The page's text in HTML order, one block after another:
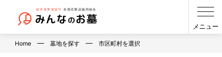
メニュー
Home 墓地を探す 市区町村を選択